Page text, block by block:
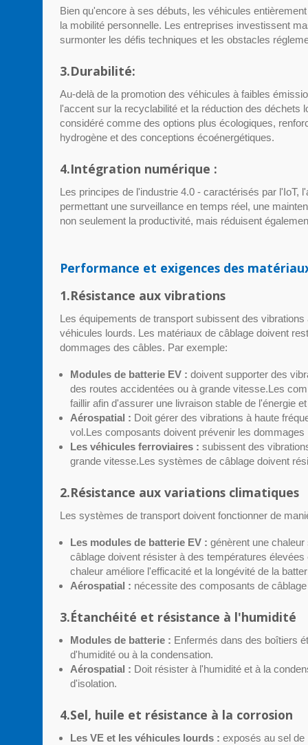
Bien qu'encore à ses débuts, les véhicules
la mobilité personnelle. Les entreprises investissent
surmonter les défis techniques et les obstacles
3.Durabilité:
Au-delà de la promotion des véhicules à faibles
l'accent sur la recyclabilité et la réduction des déchets
considéré comme des options plus écologiques,
hydrogène et des conceptions écoénergétiques.
4.Intégration numérique :
Les principes de l'industrie 4.0 - caractérisés par l'IoT,
permettant une surveillance en temps réel, une
non seulement la productivité, mais réduisent
Performance et exigences des
1.Résistance aux vibrations
Les équipements de transport subissent des
véhicules lourds. Les matériaux de câblage doivent
dommages des câbles. Par exemple:
Modules de batterie EV : doivent supporter des
des routes accidentées ou à grande vitesse.Les
faillir afin d'assurer une livraison stable de l'énergie
Aérospatial : Doit gérer des vibrations à haute
vol.Les composants doivent prévenir les dommages
Les véhicules ferroviaires : subissent des
grande vitesse.Les systèmes de câblage doivent
2.Résistance aux variations climatiques
Les systèmes de transport doivent fonctionner de
Les modules de batterie EV : génèrent une
câblage doivent résister à des températures
chaleur améliore l'efficacité et la longévité de la
Aérospatial : nécessite des composants de
3.Étanchéité et résistance à l'humidité
Modules de batterie : Enfermés dans des boîtiers
d'humidité ou à la condensation.
Aérospatial : Doit résister à l'humidité et à la
d'isolation.
4.Sel, huile et résistance à la corrosion
Les VE et les véhicules lourds : exposés au sel de